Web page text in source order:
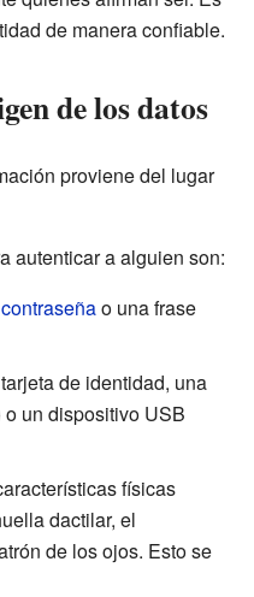
de manera confiable.
de los datos
proviene del lugar
autenticar a alguien son:
contraseñao una frase
de identidad, una
o un dispositivo USB
físicas
dactilar, el
de los ojos. Esto se